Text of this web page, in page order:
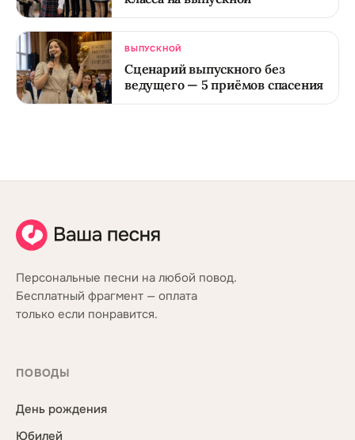
ВЫПУСКНОЙ
Сценарий выпускного без
ведущего — 5 приёмов спасения
Персональные песни на любой повод.
Бесплатный фрагмент — оплата
только если понравится.
ПОВОДЫ
День рождения
Юбилей